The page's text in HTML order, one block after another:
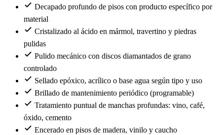
Decapado profundo de pisos con producto específico por
material
Cristalizado al ácido en mármol, travertino y piedras
pulidas
Pulido mecánico con discos diamantados de grano
controlado
Sellado epóxico, acrílico o base agua según tipo y uso
Brillado de mantenimiento periódico (programable)
Tratamiento puntual de manchas profundas: vino, café,
óxido, cemento
Encerado en pisos de madera, vinilo y caucho